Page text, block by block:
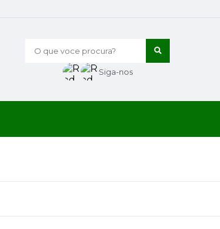
O que voce procura?
Siga-nos